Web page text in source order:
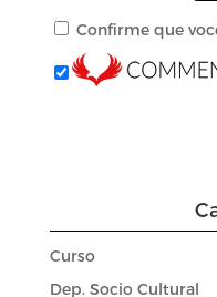
Confirme que
Curso
Dep. Socio Cultural